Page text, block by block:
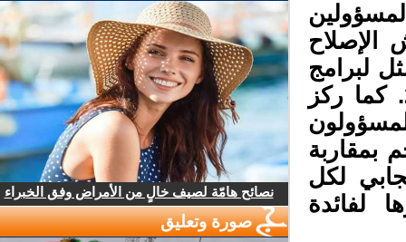
لبرامج
المنبثقة عن خارطة الطريق 2022-2026. كما ركز
لكل
لفائدة
نصائح هامّة لصيف خالٍ من الأمراض وفق الخبراء
صورة وتعليق